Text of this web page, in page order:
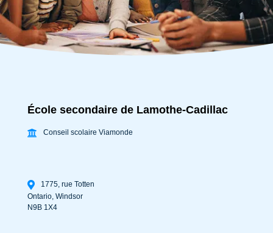
École secondaire de Lamothe-Cadillac
Conseil scolaire Viamonde
1775, rue Totten
Ontario, Windsor
N9B 1X4